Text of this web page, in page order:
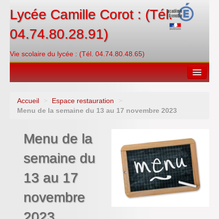
Lycée Camille Corot : (Tél.
04.74.80.28.91)
Vie scolaire du lycée : (Tél. 04.74.80.48.65)
Espace restauration
Accueil > Espace restauration
>
Menu de la semaine du 13 au 17 novembre 2023
Menu de la
semaine du
13 au 17
novembre